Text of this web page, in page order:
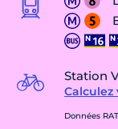
Station
Calculez
Données